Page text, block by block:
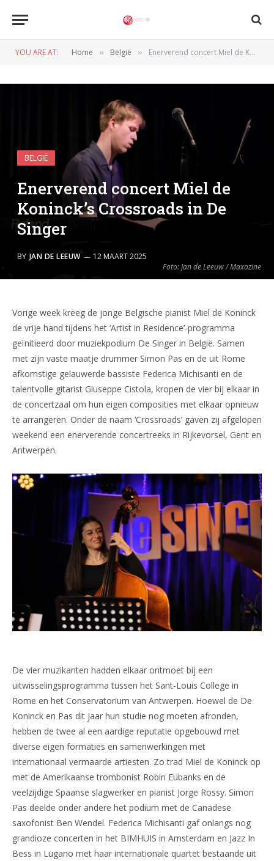
YOU ARE AT: Home » België » Enerverend concert Miel de Koninck’s Crossroads in De Singer
Foto: Jan de Leeuw / Maxazine
BELGIË
Enerverend concert Miel de
Koninck’s Crossroads in De
Singer
BY JAN DE LEEUW 12 MAART 2025
Vorige week kreeg de jonge Belgische pianist Miel de Koninck
de vrije hand tijdens het ‘Artist in Residence’-programma
geïnitieerd door muziekpodium De Singer in België. Samen
met zijn vaste maatje drummer Simon Pas en de uit Rome
afkomstige gelauwerde bassiste Federica Michisanti en de
talentvolle gitarist Giuseppe Cistola, kropen de vier bij elkaar in
de concertzaal om hun eigen composities met elkaar opnieuw
te arrangeren. Onder de naam ‘Crossroads’ gaven zij afgelopen
weekend een enerverende concertreeks in Rijkevorsel, Gent en
Antwerpen.
De vier muzikanten hadden elkaar ontmoet bij een
uitwisselingsprogramma tussen het Sant-Louis College in
Rome en het Conservatorium van Antwerpen. Hoewel de De
Koninck en Pas dit jaar hun studie nog moeten afronden,
hebben de twee al een aardige reputatie opgebouwd met
diverse eigen formaties en samenwerkingen met
internationaal vermaarde artiesten. Zo trad Miel de Koninck op
met de Amerikaanse trombonist Robin Eubanks en de
veelzijdige Spaanse slagwerker en pianist Jorge Rossy. Simon
Pas deelde onder andere het podium met de Canadese
saxofonist Ben Wendel. Federica Michisanti gaf onlangs nog
grandioze concerten in het BIMHUIS in Amsterdam en Jazz In
Bess in Lugano met haar internationale quartet bestaande uit